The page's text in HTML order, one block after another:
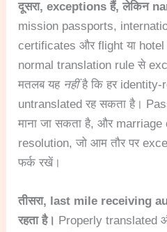
दूसरा, exceptions हैं, लेकिन
mission passports,
certificates और flight या
normal translation rule से
मतलब यह नहींहै कि हर identity-
untranslated रह सकता है।
माना जा सकता है, और
resolution, जो आम तौर पर
फर्क रखें।
तीसरा, last mile receiving
रहता है। Properly translated